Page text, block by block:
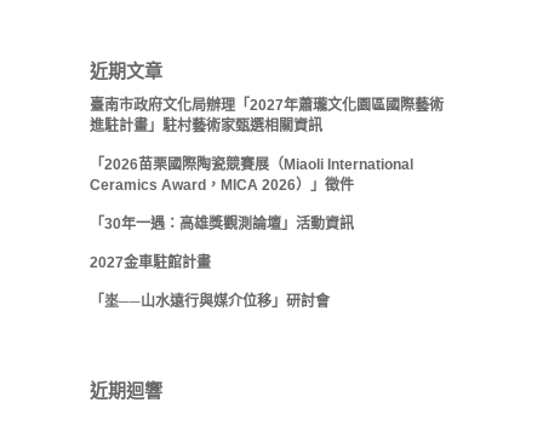
近期文章
臺南市政府文化局辦理「2027年蕭瓏文化園區國際藝術
進駐計畫」駐村藝術家甄選相關資訊
「2026苗栗國際陶瓷競賽展（Miaoli International
Ceramics Award，MICA 2026）」徵件
「30年一遇：高雄獎觀測論壇」活動資訊
2027金車駐館計畫
「埊──山水遠行與媒介位移」研討會
近期迴響